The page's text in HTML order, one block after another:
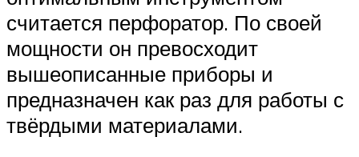
считается перфоратор. По своей
мощности он превосходит
вышеописанные приборы и
предназначен как раз для работы с
твёрдыми материалами.